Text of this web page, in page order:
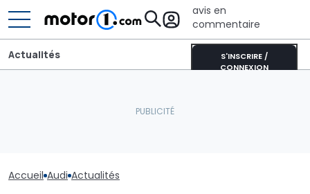
avis en
commentaire
S'INSCRIRE /
CONNEXION
Actualités
Accueil Audi Actualités